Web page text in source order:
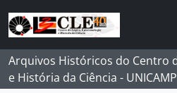
Skip to main content
Arquivos Históricos do Centro
e História da Ciência - UNICAMP